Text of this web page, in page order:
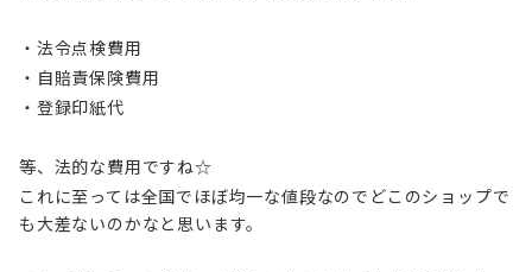
・法令点検費用
・自賠責保険費用
・登録印紙代
等、法的な費用ですね☆
これに至っては全国でほぼ均一な値段なのでどこのショップで
も大差ないのかなと思います。